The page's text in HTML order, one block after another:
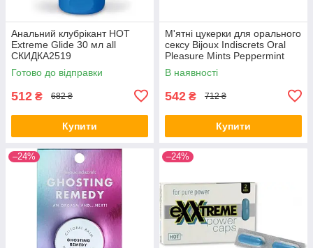
Анальний клубрікант HOT
Extreme Glide 30 мл all
СКИДКА2519
Готово до відправки
512 ₴ 682 ₴
Купити
М'ятні цукерки для орального
сексу Bijoux Indiscrets Oral
Pleasure Mints Peppermint
В наявності
542 ₴ 712 ₴
Купити
–24% –24%